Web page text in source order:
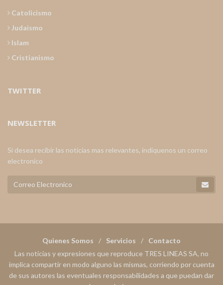
Catolicismo
Judaismo
Islam
Cristianismo
TWITTER
NEWSLETTER
Si desea recibir las noticias mas relevantes, indiquenos un correo
electronico
Quienes Somos Servicios
Contacto
Las noticias y expresiones que reproduce TRES LINEAS SA, no
implica compartir en modo alguno las mismas, corriendo por cuenta
de sus autores las eventuales responsabilidades a que puedan dar